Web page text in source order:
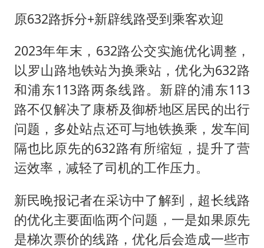
原632路拆分+新辟线路受到乘客欢迎
2023年年末，632路公交实施优化调整，
以罗山路地铁站为换乘站，优化为632路
和浦东113路两条线路。新辟的浦东113
路不仅解决了康桥及御桥地区居民的出行
问题，多处站点还可与地铁换乘，发车间
隔也比原先的632路有所缩短，提升了营
运效率，减轻了司机的工作压力。
新民晚报记者在采访中了解到，超长线路
的优化主要面临两个问题，一是如果原先
是梯次票价的线路，优化后会造成一些市